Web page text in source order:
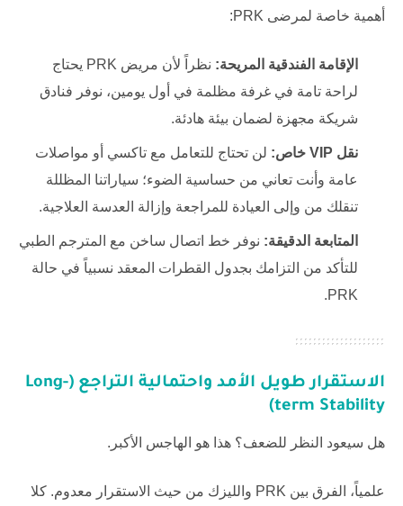
أهمية خاصة لمرضى PRK:
الإقامة الفندقية المريحة:
نظراً لأن مريض PRK يحتاج
لراحة تامة في غرفة مظلمة في أول يومين، نوفر فنادق
شريكة مجهزة لضمان بيئة هادئة.
نقل VIP خاص:
لن تحتاج للتعامل مع تاكسي أو مواصلات
عامة وأنت تعاني من حساسية الضوء؛ سياراتنا المظللة
تنقلك من وإلى العيادة للمراجعة وإزالة العدسة العلاجية.
المتابعة الدقيقة: نوفر خط اتصال ساخن مع المترجم الطبي
للتأكد من التزامك بجدول القطرات المعقد نسبياً في حالة
PRK.
الاستقرار طويل الأمد واحتمالية التراجع (Long-
term Stability)
هل سيعود النظر للضعف؟ هذا هو الهاجس الأكبر.
علمياً، الفرق بين PRK والليزك من حيث الاستقرار معدوم. كلا